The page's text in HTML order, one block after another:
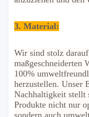
3. Material:
Wir sind stolz
maßgeschneiderten
100%
herzustellen. Unser
Nachhaltigkeit stellt
Produkte nicht nur
sondern auch